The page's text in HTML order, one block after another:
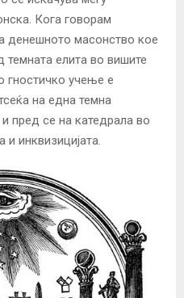
Кога говорам
денешното масонство кое
елита во вишите
гностичко учење е
на една темна
пред се на катедрала во
и инквизицијата.